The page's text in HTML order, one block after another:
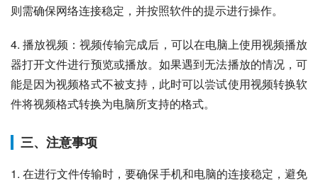
则需确保网络连接稳定，并按照软件的提示进行操作。
4. 播放视频：视频传输完成后，可以在电脑上使用视频播放
器打开文件进行预览或播放。如果遇到无法播放的情况，可
能是因为视频格式不被支持，此时可以尝试使用视频转换软
件将视频格式转换为电脑所支持的格式。
三、注意事项
1. 在进行文件传输时，要确保手机和电脑的连接稳定，避免